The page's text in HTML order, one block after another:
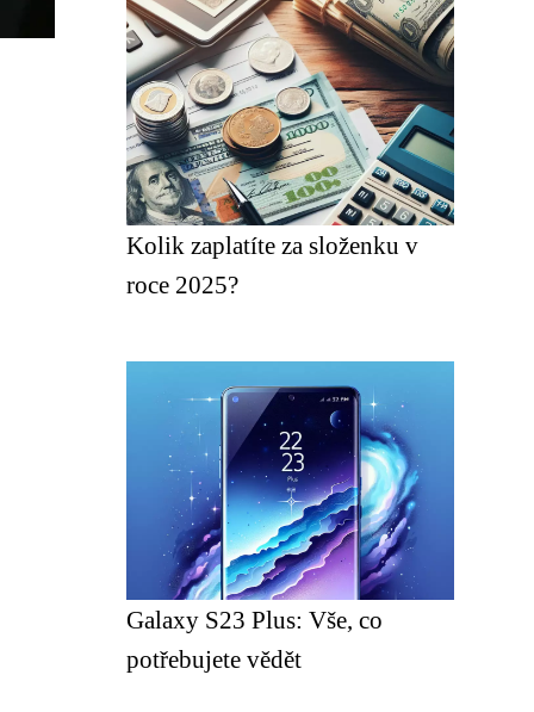
Kolik zaplatíte za složenku v
roce 2025?
Galaxy S23 Plus: Vše, co
potřebujete vědět